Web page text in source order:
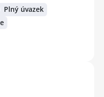
Plný úvazek